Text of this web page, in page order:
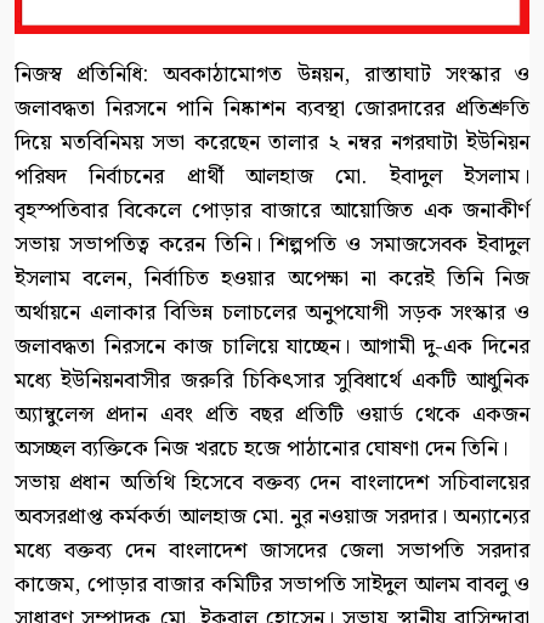
নিজস্ব প্রতিনিধি: অবকাঠামোগত উন্নয়ন, রাস্তাঘাট সংস্কার ও
জলাবদ্ধতা নিরসনে পানি নিষ্কাশন ব্যবস্থা জোরদারের প্রতিশ্রুতি
দিয়ে মতবিনিময় সভা করেছেন তালার ২ নম্বর নগরঘাটা ইউনিয়ন
পরিষদ নির্বাচনের প্রার্থী আলহাজ মো. ইবাদুল ইসলাম।
বৃহস্পতিবার বিকেলে পোড়ার বাজারে আয়োজিত এক জনাকীর্ণ
সভায় সভাপতিত্ব করেন তিনি। শিল্পপতি ও সমাজসেবক ইবাদুল
ইসলাম বলেন, নির্বাচিত হওয়ার অপেক্ষা না করেই তিনি নিজ
অর্থায়নে এলাকার বিভিন্ন চলাচলের অনুপযোগী সড়ক সংস্কার ও
জলাবদ্ধতা নিরসনে কাজ চালিয়ে যাচ্ছেন। আগামী দু-এক দিনের
মধ্যে ইউনিয়নবাসীর জরুরি চিকিৎসার সুবিধার্থে একটি আধুনিক
অ্যাম্বুলেন্স প্রদান এবং প্রতি বছর প্রতিটি ওয়ার্ড থেকে একজন
অসচ্ছল ব্যক্তিকে নিজ খরচে হজে পাঠানোর ঘোষণা দেন তিনি।
সভায় প্রধান অতিথি হিসেবে বক্তব্য দেন বাংলাদেশ সচিবালয়ের
অবসরপ্রাপ্ত কর্মকর্তা আলহাজ মো. নুর নওয়াজ সরদার। অন্যান্যের
মধ্যে বক্তব্য দেন বাংলাদেশ জাসদের জেলা সভাপতি সরদার
কাজেম, পোড়ার বাজার কমিটির সভাপতি সাইদুল আলম বাবলু ও